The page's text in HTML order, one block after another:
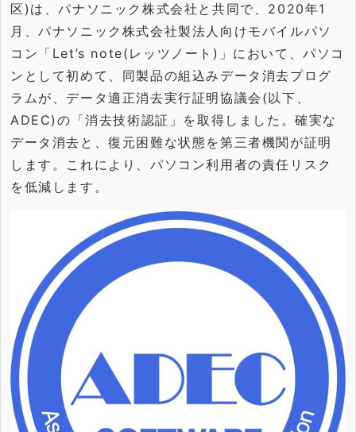
区)は、パナソニック株式会社と共同で、 2020年1
月、パナソニック株式会社製法人向けモバイルパソ
コン「Let’s note(レッツノート)」において、パソコ
ンとして初めて、 同製品の組込みデータ消去プログ
ラムが、 データ適正消去実行証明協議会(以下、
ADEC)の「消去技術認証」を取得しました。確実な
データ消去と、復元困難な状態を第三者機関が証明
します。これにより、 パソコン利用者の責任リスク
を低減します。